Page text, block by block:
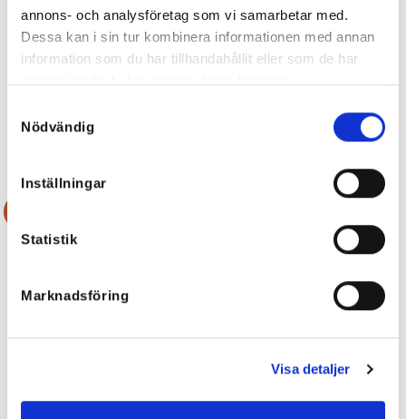
annons- och analysföretag som vi samarbetar med.
Dessa kan i sin tur kombinera informationen med annan
information som du har tillhandahållit eller som de har
Nödvändig
Inställningar
Statistik
Marknadsföring
Visa detaljer